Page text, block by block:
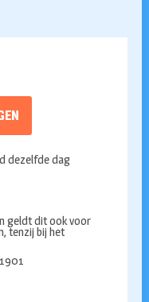
dezelfde dag
geldt dit ook voor
tenzij bij het